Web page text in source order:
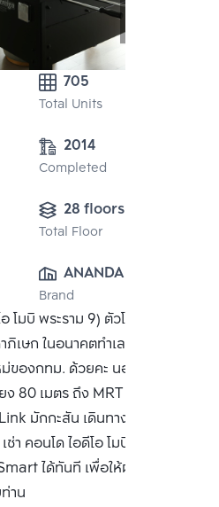
705
Total Units
2014
Completed
28 floors
Total Floor
ANANDA
DEVELOPMENT
PUBLIC CO.,
LTD.
Brand
บิ พระราม 9) ตัวโครงการตั้ง
เษก ในอนาคตทำเลบริเวณนี้ จะ
ของกทม. ด้วยคะ นอกจากนั้นยัง
80 เมตร ถึง MRT พระราม 9
มักกะสัน เดินทางสะดวก ใกล้
คอนโด ไอดีโอ โมบิ พระราม 9
ได้ทันที เพื่อให้ผู้เชี่ยวชาญ
าน